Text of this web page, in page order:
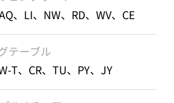
、LI、NW、RD、WV、CE
テーブル
T、CR、TU、PY、JY